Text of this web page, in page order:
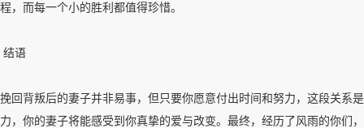
程，而每一个小的胜利都值得珍惜。
结语
挽回背叛后的妻子并非易事，但只要你愿意付出时间和努力，这段关系
力，你的妻子将能感受到你真挚的爱与改变。最终，经历了风雨的你们